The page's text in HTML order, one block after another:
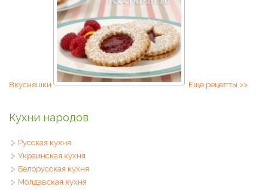
Вкусняшки Еще рецепты >>
Кухни народов
Русская кухня
Украинская кухня
Белорусская кухня
Молдавская кухня